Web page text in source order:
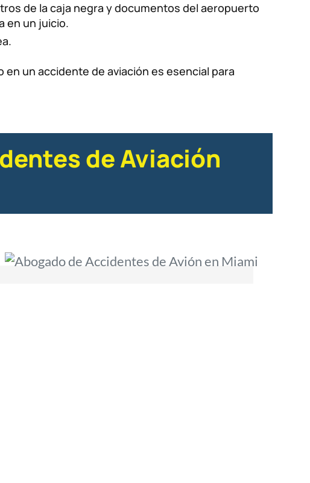
de la caja negra y documentos del aeropuerto
en un juicio.
un accidente de aviación es esencial para
de Aviación